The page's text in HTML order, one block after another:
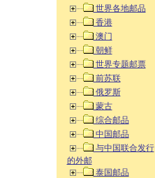
世界各地邮品
香港
澳门
朝鲜
世界专题邮票
前苏联
俄罗斯
蒙古
综合邮品
中国邮品
与中国联合发行
的外邮
泰国邮品